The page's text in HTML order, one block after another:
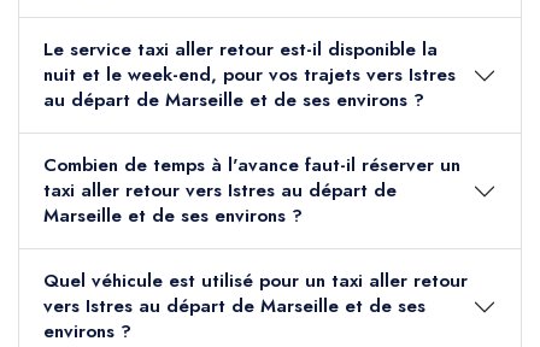
Le service taxi aller retour est-il disponible la
nuit et le week-end, pour vos trajets vers Istres
au départ de Marseille et de ses environs ?
Combien de temps à l'avance faut-il réserver un
taxi aller retour vers Istres au départ de
Marseille et de ses environs ?
Quel véhicule est utilisé pour un taxi aller retour
vers Istres au départ de Marseille et de ses
environs ?